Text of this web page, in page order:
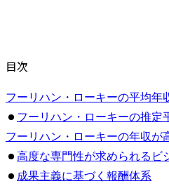
目次
フーリハン・ローキーの平均年
フーリハン・ローキーの推定
フーリハン・ローキーの年収が
高度な専門性が求められるビ
成果主義に基づく報酬体系